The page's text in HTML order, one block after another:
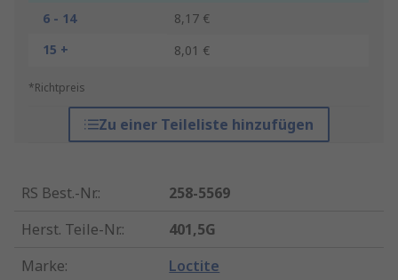
6 - 14
8,17 €
15 +
8,01 €
*Richtpreis
Zu einer Teileliste hinzufügen
RS Best.-Nr.:
258-5569
Herst. Teile-Nr.:
401,5G
Marke: Loctite